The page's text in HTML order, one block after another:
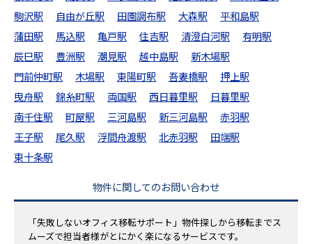
駒沢駅
自由が丘駅 田園調布駅 大森駅
平和島駅
蒲田駅
馬込駅 亀戸駅 住吉駅 清澄白河駅
有明駅
辰巳駅
豊洲駅 潮見駅 越中島駅
新木場駅
門前仲町駅
木場駅 東陽町駅 吾妻橋駅
押上駅
曳舟駅
錦糸町駅 両国駅 西日暮里駅
日暮里駅
南千住駅
町屋駅 三河島駅 新三河島駅
赤羽駅
王子駅
尾久駅 浮間舟渡駅 北赤羽駅
田端駅
東十条駅
物件に関してのお問い合わせ
「失敗しないオフィス移転サポート」物件探しから移転までス
ムーズで担当者様がとにかく楽になるサービスです。